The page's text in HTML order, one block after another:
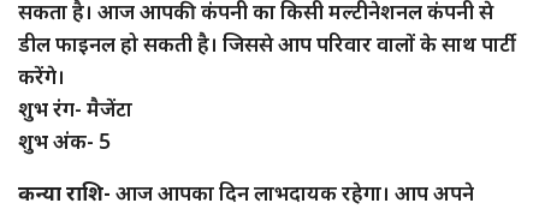
सकता है। आज आपकी कंपनी का किसी मल्टीनेशनल कंपनी से
डील फाइनल हो सकती है। जिससे आप परिवार वालों के साथ पार्टी
करेंगे।
शुभ रंग- मैजेंटा
शुभ अंक- 5
कन्या राशि- आज आपका दिन लाभदायक रहेगा। आप अपने